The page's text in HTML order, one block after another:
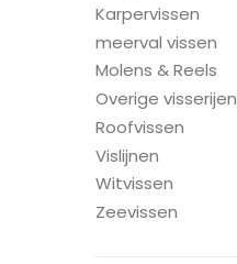
Karpervissen
meerval vissen
Molens & Reels
Overige visserijen
Roofvissen
Vislijnen
Witvissen
Zeevissen